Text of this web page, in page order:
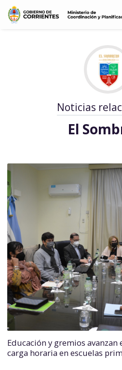
Noticias
El
Educación y gremios
carga horaria en escuelas